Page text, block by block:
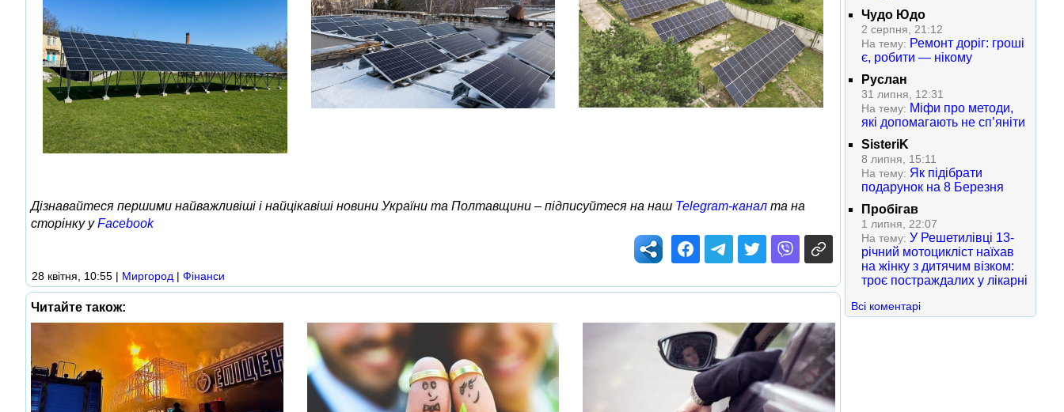
Дізнавайтеся першими найважливіші і найцікавіші новини України та Полтавщини – підписуйтеся на наш Telegram-канал та на
сторінку уFacebook
28 квітня, 10:55 | Миргород | Фінанси
Читайте також:
Чудо Юдо
2 серпня, 21:12
На тему: Ремонт доріг: гроші
є, робити — нікому
Руслан
31 липня, 12:31
На тему: Міфи про методи,
які допомагають не сп’яніти
SisteriK
8 липня, 15:11
На тему: Як підібрати
подарунок на 8 Березня
Пробігав
1 липня, 22:07
На тему: У Решетилівці 13-
річний мотоцикліст наїхав
на жінку з дитячим візком:
троє постраждалих у лікарні
Всі коментарі